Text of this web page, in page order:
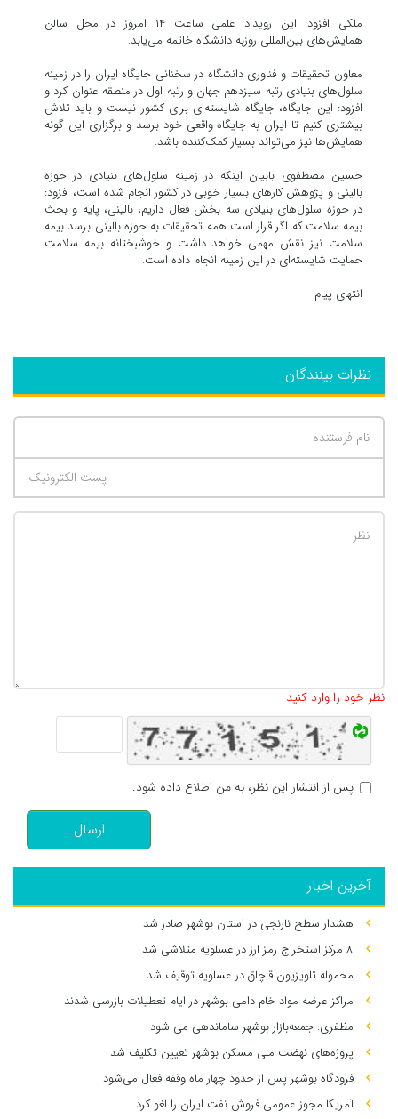
ملکی افزود: این رویداد علمی ساعت ۱۴ امروز در محل سالن
همایش‌های بین‌المللی روزبه دانشگاه خاتمه می‌یابد.
معاون تحقیقات و فناوری دانشگاه در سخنانی جایگاه ایران را در زمینه
سلول‌های بنیادی رتبه سیزدهم جهان و رتبه اول در منطقه عنوان کرد و
افزود: این جایگاه، جایگاه شایسته‌ای برای کشور نیست و باید تلاش
بیشتری کنیم تا ایران به جایگاه واقعی خود برسد و برگزاری این گونه
همایش‌ها نیز می‌تواند بسیار کمک‌کننده باشد.
حسین مصطفوی بابیان اینکه در زمینه سلول‌های بنیادی در حوزه
بالینی و پژوهش کارهای بسیار خوبی در کشور انجام شده است، افزود:
در حوزه سلول‌های بنیادی سه بخش فعال داریم، بالینی، پایه و بحث
بیمه سلامت که اگر قرار است همه تحقیقات به حوزه بالینی برسد بیمه
سلامت نیز نقش مهمی خواهد داشت و خوشبختانه بیمه سلامت
حمایت شایسته‌ای در این زمینه انجام داده است.
انتهای پیام
نظرات بینندگان
نظر خود را وارد کنید
پس از انتشار این نظر، به من اطلاع داده شود.
ارسال
آخرین اخبار
هشدار سطح نارنجی در استان بوشهر صادر شد
۸ مرکز استخراج رمز ارز در عسلویه متلاشی شد
محموله تلویزیون قاچاق در عسلویه توقیف شد
مراکز عرضه مواد خام دامی بوشهر در ایام تعطیلات بازرسی شدند
مظفری: جمعه‌بازار بوشهر ساماندهی می‌ شود
پروژه‌های نهضت ملی مسکن بوشهر تعیین تکلیف شد
فرودگاه بوشهر پس از حدود چهار ماه وقفه فعال می‌شود
آمریکا مجوز عمومی فروش نفت ایران را لغو کرد